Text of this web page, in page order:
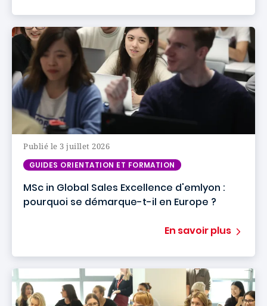
Publié le 3 juillet 2026
GUIDES ORIENTATION ET FORMATION
MSc in Global Sales Excellence d'emlyon :
pourquoi se démarque-t-il en Europe ?
En savoir plus